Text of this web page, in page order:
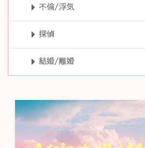
不倫/浮気
探偵
結婚/離婚